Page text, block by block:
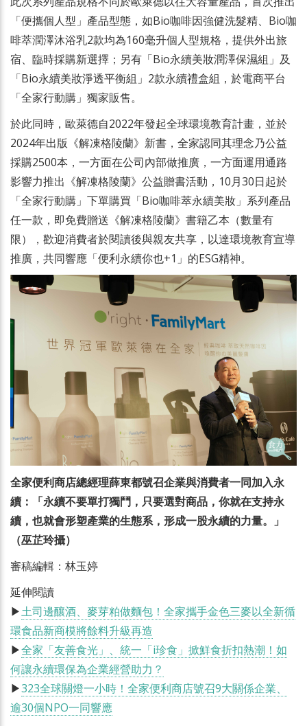
「便攜個人型」產品型態，如Bio咖啡因強健洗髮精、Bio咖
啡萃潤澤沐浴乳2款均為160毫升個人型規格，提供外出旅
宿、臨時採購新選擇；另有「Bio永續美妝潤澤保濕組」及
「Bio永續美妝淨透平衡組」2款永續禮盒組，於電商平台
「全家行動購」獨家販售。
於此同時，歐萊德自2022年發起全球環境教育計畫，並於
2024年出版《解凍格陵蘭》新書，全家認同其理念乃公益
採購2500本，一方面在公司內部做推廣，一方面運用通路
影響力推出《解凍格陵蘭》公益贈書活動，10月30日起於
「全家行動購」下單購買「Bio咖啡萃永續美妝」系列產品
任一款，即免費贈送《解凍格陵蘭》書籍乙本（數量有
限），歡迎消費者於閱讀後與親友共享，以達環境教育宣導
推廣，共同響應「便利永續你也+1」的ESG精神。
全家便利商店總經理薛東都號召企業與消費者一同加入永
續：「永續不要單打獨鬥，只要選對商品，你就在支持永
續，也就會形塑產業的生態系，形成一股永續的力量。」
（巫芷玲攝）
審稿編輯：林玉婷
延伸閱讀
▶土司邊釀酒、麥芽粕做麵包！全家攜手金色三麥以全新循
環食品新商模將餘料升級再造
▶全家「友善食光」、統一「i珍食」掀鮮食折扣熱潮！如
何讓永續環保為企業經營助力？
▶323全球關燈一小時！全家便利商店號召9大關係企業、
逾30個NPO一同響應